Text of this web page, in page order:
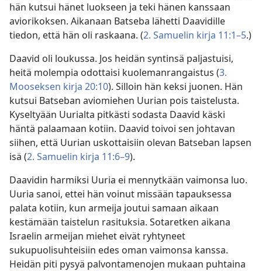
hän kutsui hänet luokseen ja teki hänen kanssaan
aviorikoksen. Aikanaan Batseba lähetti Daavidille
tiedon, että hän oli raskaana. (2. Samuelin kirja 11:1–5.)
Daavid oli loukussa. Jos heidän syntinsä paljastuisi,
heitä molempia odottaisi kuolemanrangaistus (3.
Mooseksen kirja 20:10). Silloin hän keksi juonen. Hän
kutsui Batseban aviomiehen Uurian pois taistelusta.
Kyseltyään Uurialta pitkästi sodasta Daavid käski
häntä palaamaan kotiin. Daavid toivoi sen johtavan
siihen, että Uurian uskottaisiin olevan Batseban lapsen
isä (2. Samuelin kirja 11:6–9).
Daavidin harmiksi Uuria ei mennytkään vaimonsa luo.
Uuria sanoi, ettei hän voinut missään tapauksessa
palata kotiin, kun armeija joutui samaan aikaan
kestämään taistelun rasituksia. Sotaretken aikana
Israelin armeijan miehet eivät ryhtyneet
sukupuolisuhteisiin edes oman vaimonsa kanssa.
Heidän piti pysyä palvontamenojen mukaan puhtaina